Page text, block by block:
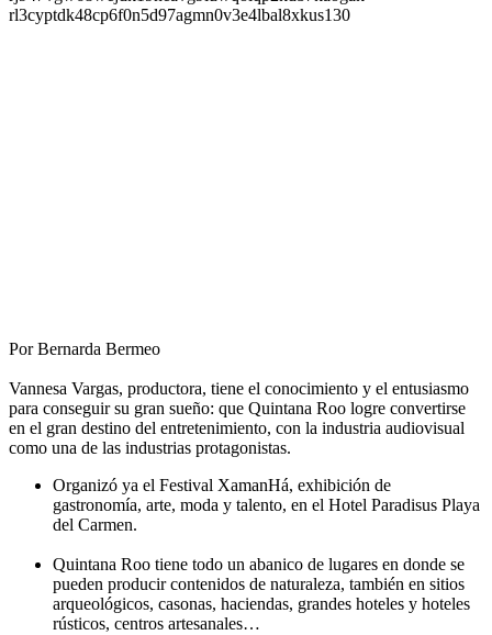
Por Bernarda Bermeo
Vannesa Vargas, productora, tiene el conocimiento y el entusiasmo
para conseguir su gran sueño: que Quintana Roo logre convertirse
en el gran destino del entretenimiento, con la industria audiovisual
como una de las industrias protagonistas.
Organizó ya el Festival XamanHá, exhibición de
gastronomía, arte, moda y talento, en el Hotel Paradisus Playa
del Carmen.
Quintana Roo tiene todo un abanico de lugares en donde se
pueden producir contenidos de naturaleza, también en sitios
arqueológicos, casonas, haciendas, grandes hoteles y hoteles
rústicos, centros artesanales…